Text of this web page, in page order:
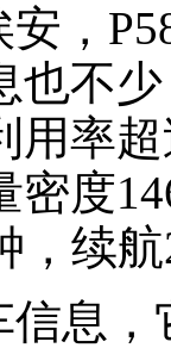
安，
也不
用率
密度
，续航
信息，